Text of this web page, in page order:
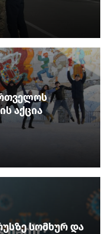
აქცია
სომხურ და